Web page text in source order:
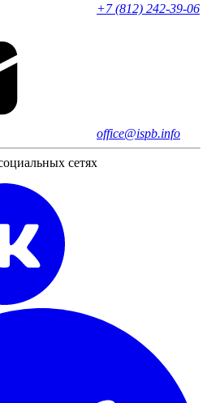
+7 (812) 242-39-06
office@ispb.info
сетях